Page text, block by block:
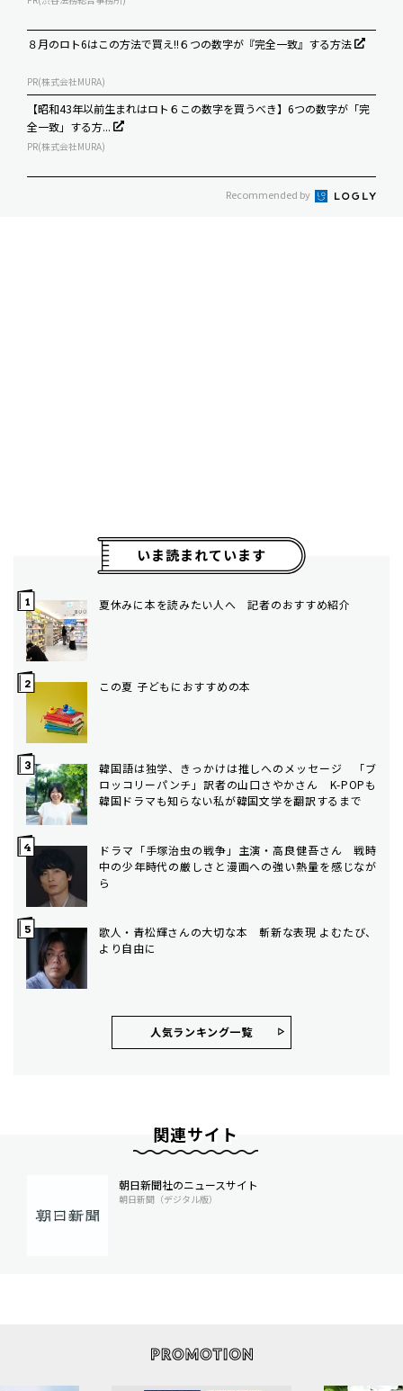
８月のロト6はこの方法で買え!!６つの数字が『完全一致』する方法
PR(株式会社MURA)
【昭和43年以前生まれはロト６この数字を買うべき】6つの数字が「完
全一致」する方...
PR(株式会社MURA)
Recommended by
いま読まれています
夏休みに本を読みたい人へ 記者のおすすめ紹介
この夏 子どもにおすすめの本
韓国語は独学、きっかけは推しへのメッセージ 「ブ
ロッコリーパンチ」訳者の山口さやかさん K-POPも
韓国ドラマも知らない私が韓国文学を翻訳するまで
ドラマ「手塚治虫の戦争」主演・高良健吾さん 戦時
中の少年時代の厳しさと漫画への強い熱量を感じなが
ら
歌人・青松輝さんの大切な本 斬新な表現 よむたび、
より自由に
人気ランキング⼀覧
関連サイト
朝日新聞社のニュースサイト
朝日新聞（デジタル版）